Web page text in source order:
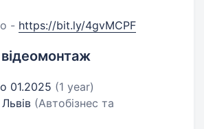
- https://bit.ly/4gvMCPF
01.2025 (1 year)
(Автобізнес та